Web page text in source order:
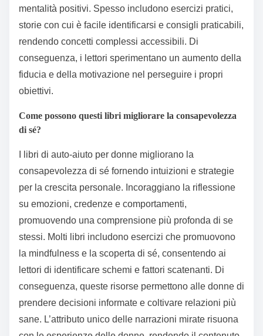
mentalità positivi. Spesso includono esercizi pratici,
storie con cui è facile identificarsi e consigli praticabili,
rendendo concetti complessi accessibili. Di
conseguenza, i lettori sperimentano un aumento della
fiducia e della motivazione nel perseguire i propri
obiettivi.
Come possono questi libri migliorare la consapevolezza
di sé?
I libri di auto-aiuto per donne migliorano la
consapevolezza di sé fornendo intuizioni e strategie
per la crescita personale. Incoraggiano la riflessione
su emozioni, credenze e comportamenti,
promuovendo una comprensione più profonda di se
stessi. Molti libri includono esercizi che promuovono
la mindfulness e la scoperta di sé, consentendo ai
lettori di identificare schemi e fattori scatenanti. Di
conseguenza, queste risorse permettono alle donne di
prendere decisioni informate e coltivare relazioni più
sane. L’attributo unico delle narrazioni mirate risuona